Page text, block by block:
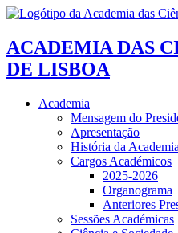
ACADEMIA DAS
DE LISBOA
Academia
Mensagem do
Apresentação
História da Academia
Cargos Académicos
2025-2026
Organograma
Anteriores
Sessões Académicas